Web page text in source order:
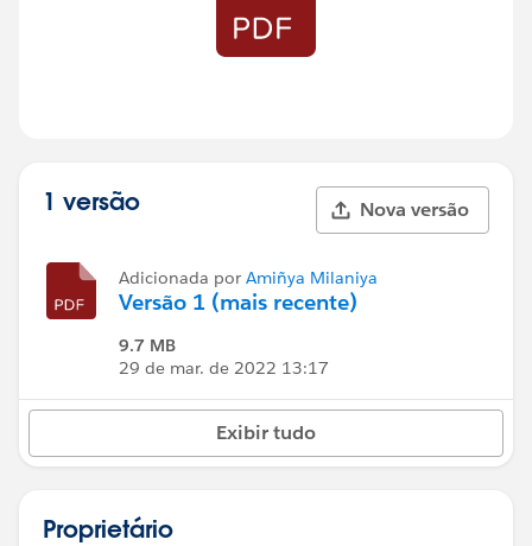
1 versão Nova versão
Adicionada por Amiñya Milaniya
Versão 1 (mais recente)
9.7 MB
29 de mar. de 2022 13:17
Exibir tudo
Proprietário